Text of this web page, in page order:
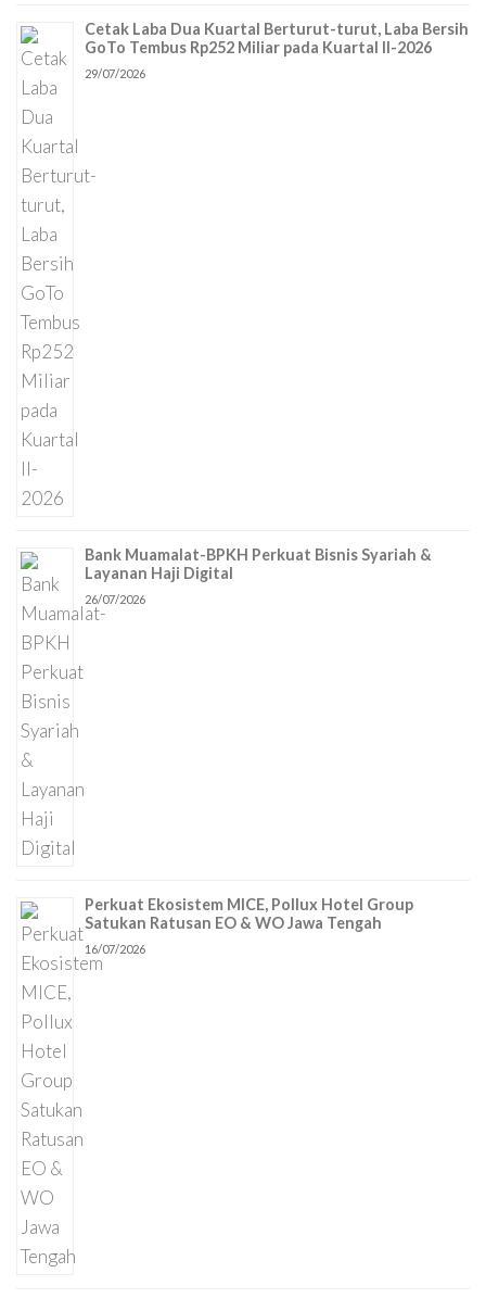
Cetak Laba Dua Kuartal Berturut-turut, Laba Bersih
GoTo Tembus Rp252 Miliar pada Kuartal II-2026
29/07/2026
Bank Muamalat-BPKH Perkuat Bisnis Syariah &
Layanan Haji Digital
26/07/2026
Perkuat Ekosistem MICE, Pollux Hotel Group
Satukan Ratusan EO & WO Jawa Tengah
16/07/2026